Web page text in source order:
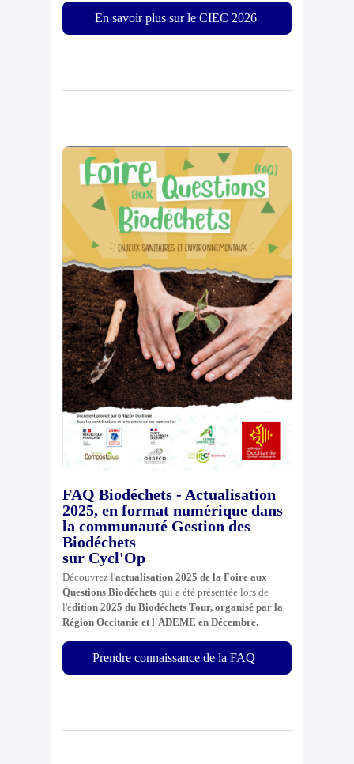
En savoir plus sur le CIEC 2026
FAQ Biodéchets - Actualisation
2025, en format numérique dans
la communauté Gestion des
Biodéchets
sur Cycl'Op
Découvrez l'actualisation 2025 de la Foire aux
Questions Biodéchets qui a été présentée lors de
l'édition 2025 du Biodéchets Tour, organisé par la
Région Occitanie et l'ADEME en Décembre.
Prendre connaissance de la FAQ